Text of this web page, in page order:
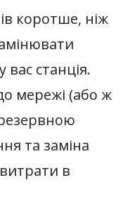
коротше, ніж
вас станція.
мережі (або ж
та заміна
в